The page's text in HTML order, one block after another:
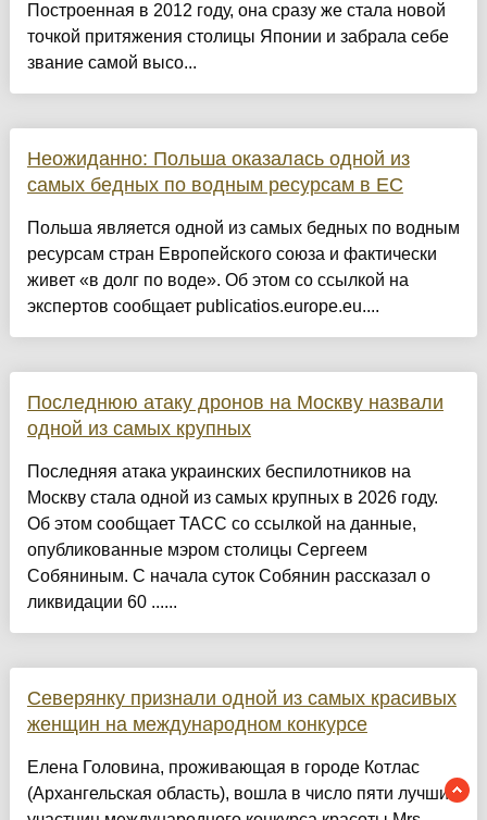
Построенная в 2012 году, она сразу же стала новой
точкой притяжения столицы Японии и забрала себе
звание самой высо...
Неожиданно: Польша оказалась одной из
самых бедных по водным ресурсам в ЕС
Польша является одной из самых бедных по водным
ресурсам стран Европейского союза и фактически
живет «в долг по воде». Об этом со ссылкой на
экспертов сообщает publicatios.europe.eu....
Последнюю атаку дронов на Москву назвали
одной из самых крупных
Последняя атака украинских беспилотников на
Москву стала одной из самых крупных в 2026 году.
Об этом сообщает ТАСС со ссылкой на данные,
опубликованные мэром столицы Сергеем
Собяниным. С начала суток Собянин рассказал о
ликвидации 60 ......
Северянку признали одной из самых красивых
женщин на международном конкурсе
Елена Головина, проживающая в городе Котлас
(Архангельская область), вошла в число пяти лучших